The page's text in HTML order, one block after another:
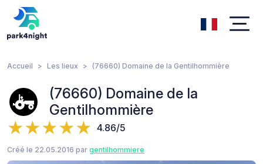
Accueil Les lieux (76660) Domaine de la Gentilhommière
(76660) Domaine de la
Gentilhommière
4.86/5
Créé le 22.05.2016 par gentilhommiere